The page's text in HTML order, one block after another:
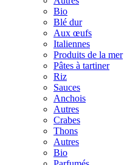
Bio
Blé dur
Aux œufs
Italiennes
Produits de la mer
Pâtes à tartiner
Riz
Sauces
Anchois
Autres
Crabes
Thons
Autres
Bio